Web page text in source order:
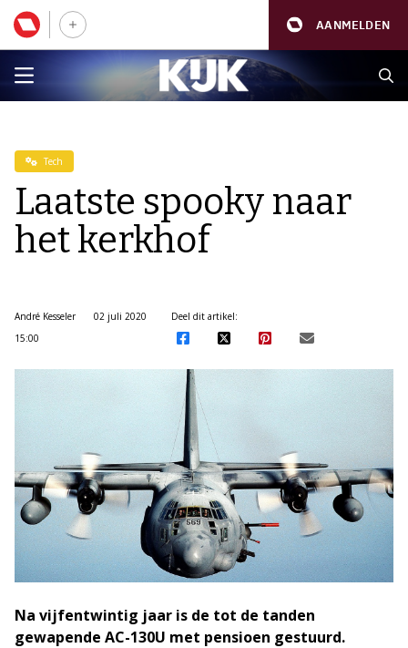
AANMELDEN
Tech
Laatste spooky naar
het kerkhof
André Kesseler
02 juli 2020
15:00
Deel dit artikel:
Na vijfentwintig jaar is de tot de tanden
gewapende AC-130U met pensioen gestuurd.